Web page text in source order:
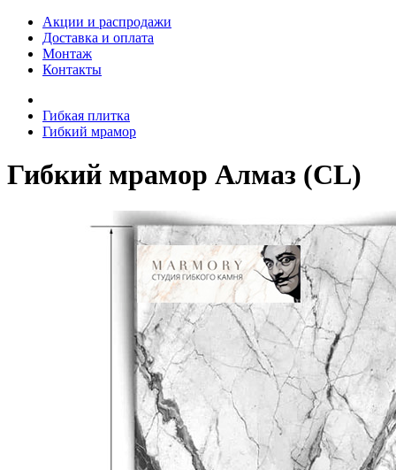
Акции и распродажи
Доставка и оплата
Монтаж
Контакты
Гибкая плитка
Гибкий мрамор
Гибкий мрамор Алмаз (CL)